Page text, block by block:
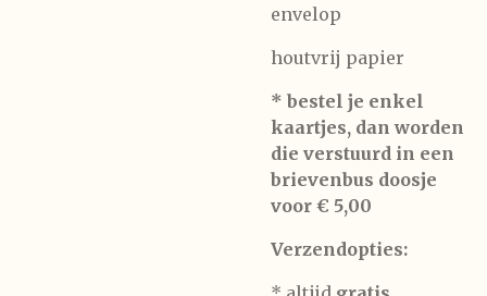
envelop
houtvrij papier
* bestel je enkel
kaartjes, dan worden
die verstuurd in een
brievenbus doosje
voor € 5,00
Verzendopties: